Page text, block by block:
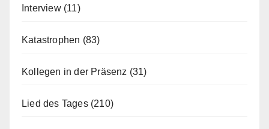
Interview(11)
Katastrophen (83)
Kollegen in der Präsenz (31)
Lied des Tages(210)